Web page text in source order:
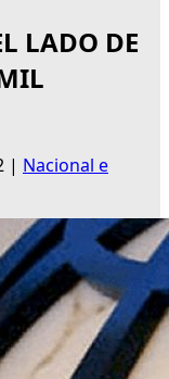
LADO DE
| Nacional e